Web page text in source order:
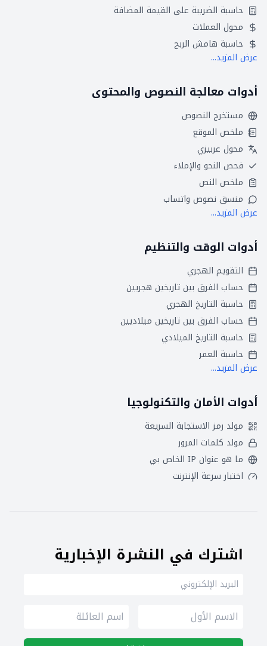
حاسبة الضريبة على القيمة المضافة
محول العملات
حاسبة هامش الربح
عرض المزيد...
أدوات معالجة النصوص والمحتوى
مستخرج النصوص
ملخص الموقع
محول عربيزي
فحص النحو والإملاء
ملخص النص
منسق نصوص واتساب
عرض المزيد...
أدوات الوقت والتنظيم
التقويم الهجري
حساب الفرق بين تاريخين هجريين
حاسبة التاريخ الهجري
حساب الفرق بين تاريخين ميلاديين
حاسبة التاريخ الميلادي
حاسبة العمر
عرض المزيد...
أدوات الأمان والتكنولوجيا
مولد رمز الاستجابة السريعة
مولد كلمات المرور
ما هو عنوان IP الخاص بي
اختبار سرعة الإنترنت
اشترك في النشرة الإخبارية